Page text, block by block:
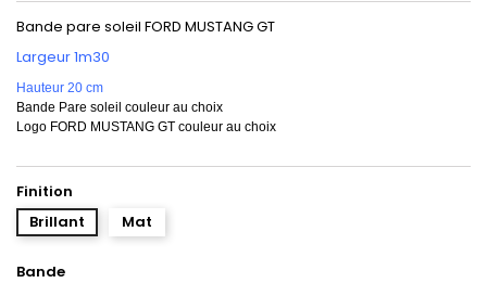
Bande pare soleil FORD MUSTANG GT
Largeur 1m30
Hauteur 20 cm
Bande Pare soleil couleur au choix
Logo FORD MUSTANG GT couleur au choix
Finition
Brillant
Mat
Bande